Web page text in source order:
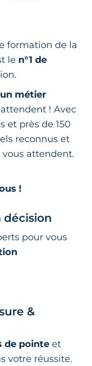
formation de la
le n°1 de
métier
! Avec
et près de 150
reconnus et
attendent.
!
décision
pour vous
&
de pointe et
votre réussite.